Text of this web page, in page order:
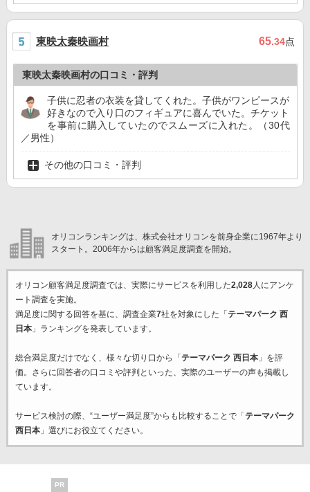
東映太秦映画村 65.34点
東映太秦映画村の口コミ・評判
子供に忍者の衣装を貸してくれた。子供がワンピースが
好きなので入り口のフィギュアに喜んでいた。チケット
を事前に購入していたのでスムーズに入れた。（30代
／男性）
その他の口コミ・評判
オリコンランキングは、株式会社オリコンを前身企業に1967年より
スタート。2006年からは顧客満足度調査を開始。
オリコン顧客満足度調査では、実際にサービスを利用した2,028人にアンケ
ート調査を実施。
満足度に関する回答を基に、調査企業7社を対象にした「 テーマパーク 西
日本」ランキングを発表しています。
総合満足度だけでなく、様々な切り口から「 テーマパーク 西日本」を評
価。さらに回答者の口コミや評判といった、実際のユーザーの声も掲載し
ています。
サービス検討の際、“ユーザー満足度”からも比較することで「 テーマパーク
西日本」選びにお役立てください。
PR